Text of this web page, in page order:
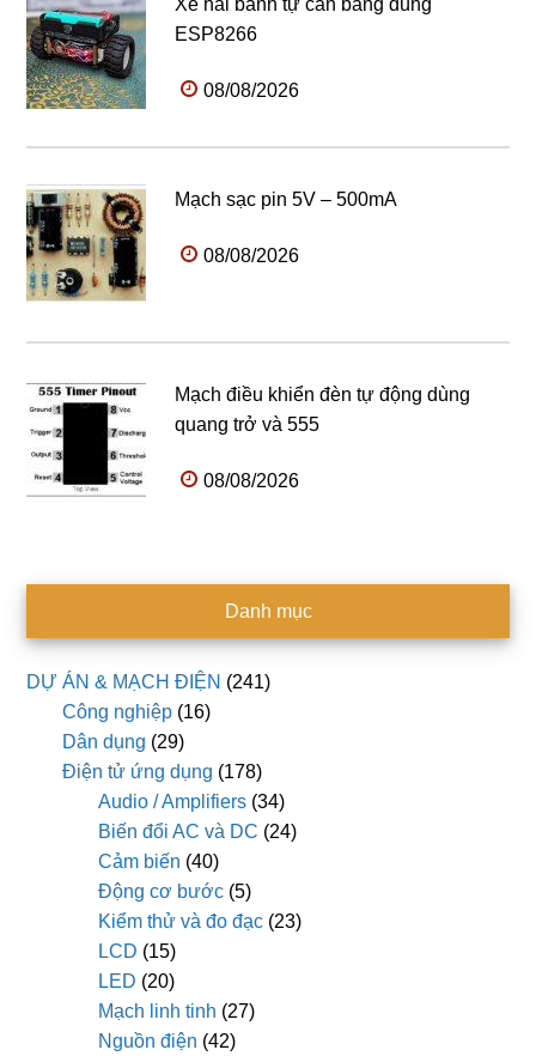
ESP8266
08/08/2026
Mạch sạc pin 5V – 500mA
08/08/2026
Mạch điều khiển đèn tự động dùng
quang trở và 555
08/08/2026
Danh mục
DỰ ÁN & MẠCH ĐIỆN (241)
Công nghiệp (16)
Dân dụng (29)
Điện tử ứng dụng (178)
Audio / Amplifiers (34)
Biến đổi AC và DC (24)
Cảm biến (40)
Động cơ bước (5)
Kiểm thử và đo đạc (23)
LCD (15)
LED (20)
Mạch linh tinh (27)
Nguồn điện (42)